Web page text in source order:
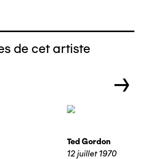
de cet artiste
→
Ted Gordon
12 juillet 1970